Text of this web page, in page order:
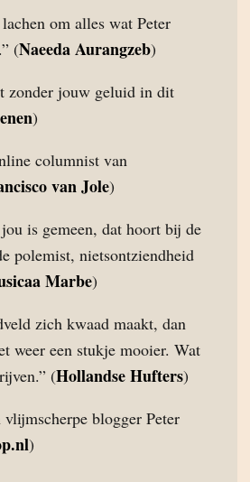
om alles wat Peter
(Naeeda Aurangzeb)
zonder jouw geluid in dit
)
columnist van
van Jole)
is gemeen, dat hoort bij de
polemist, nietsontziendheid
Marbe)
zich kwaad maakt, dan
weer een stukje mooier. Wat
(Hollandse Hufters)
blogger Peter
)